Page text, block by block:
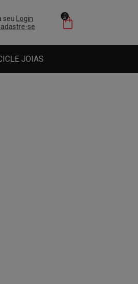
seu Login
se
0
JOIAS